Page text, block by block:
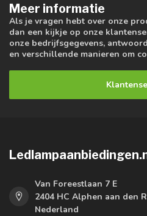
Meer informatie
Als je vragen hebt over onze
dan een kijkje op onze
onze bedrijfsgegevens,
en verschillende manieren om
Van Foreestlaan 7 E
2404 HC Alphen aan den
Nederland